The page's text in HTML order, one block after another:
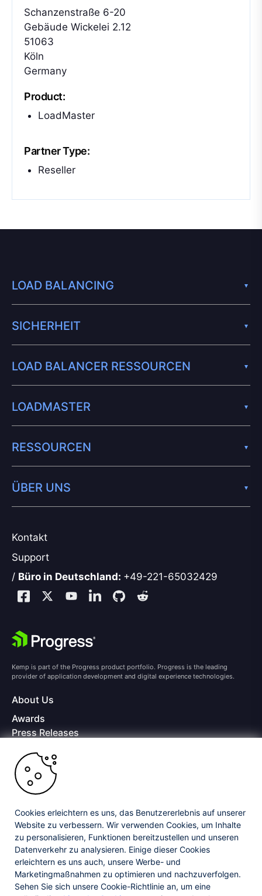
Schanzenstraße 6-20
Gebäude Wickelei 2.12
51063
Köln
Germany
Product:
LoadMaster
Partner Type:
Reseller
Kontakt
Support
/ Büro in Deutschland: +49-221-65032429
LOAD BALANCING
SICHERHEIT
LOAD BALANCER RESSOURCEN
LOADMASTER
RESSOURCEN
ÜBER UNS
Kemp is part of the Progress product portfolio. Progress is the leading
provider of application development and digital experience technologies.
About Us
Awards
Press Releases
Careers
Offices
Copyright © 2026 Progress Software Corporation and/or its
subsidiaries or affiliates. All Rights Reserved.
Progress and certain product names used herein are trademarks or registered
trademarks of Progress Software Corporation and/or one of its subsidiaries or
affiliates in the U.S. and/or other countries. See Trademarks
for appropriate
markings. All rights in any other trademarks contained herein are reserved by
their respective owners and their inclusion does not imply an endorsement,
affiliation, or sponsorship as between Progress and the respective owners.
Cookies erleichtern es uns, das Benutzererlebnis auf unserer
Website zu verbessern. Wir verwenden Cookies, um Inhalte
zu personalisieren, Funktionen bereitzustellen und unseren
Datenverkehr zu analysieren. Einige dieser Cookies
erleichtern es uns auch, unsere Werbe- und
Marketingmaßnahmen zu optimieren und nachzuverfolgen.
Sehen Sie sich unsere Cookie-Richtlinie an, um eine